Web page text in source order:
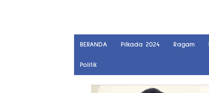
BERANDA Pilkada 2024 Ragam
Politik